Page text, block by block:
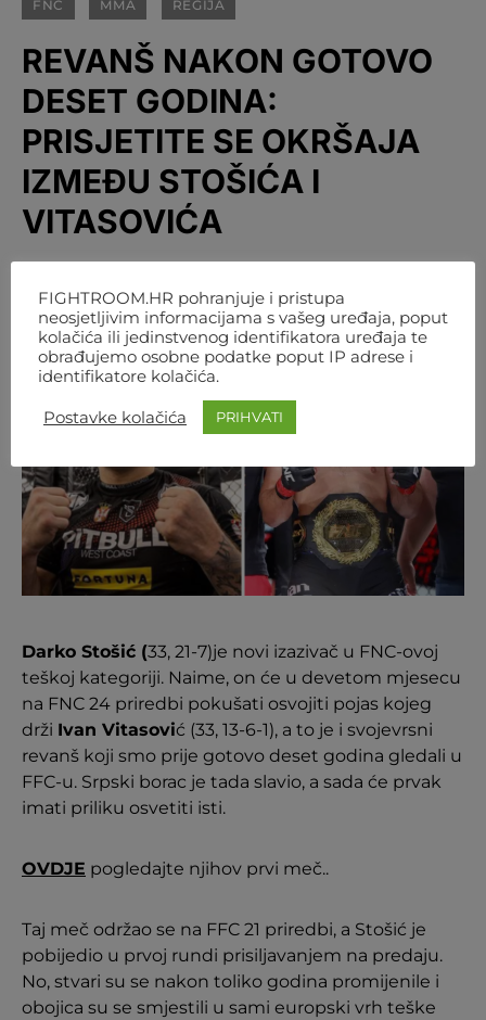
FNC MMA REGIJA
REVANŠ NAKON GOTOVO
DESET GODINA:
PRISJETITE SE OKRŠAJA
IZMEĐU STOŠIĆA I
VITASOVIĆA
Darko Stošić (33, 21-7)je novi izazivač u FNC-ovoj
teškoj kategoriji. Naime, on će u devetom mjesecu
na FNC 24 priredbi pokušati osvojiti pojas kojeg
drži Ivan Vitasović (33, 13-6-1), a to je i svojevrsni
revanš koji smo prije gotovo deset godina gledali u
FFC-u. Srpski borac je tada slavio, a sada će prvak
imati priliku osvetiti isti.
OVDJE pogledajte njihov prvi meč..
Taj meč održao se na FFC 21 priredbi, a Stošić je
pobijedio u prvoj rundi prisiljavanjem na predaju.
No, stvari su se nakon toliko godina promijenile i
obojica su se smjestili u sami europski vrh teške
FIGHTROOM.HR pohranjuje i pristupa
neosjetljivim informacijama s vašeg uređaja, poput
kolačića ili jedinstvenog identifikatora uređaja te
obrađujemo osobne podatke poput IP adrese i
identifikatore kolačića.
Postavke kolačića PRIHVATI